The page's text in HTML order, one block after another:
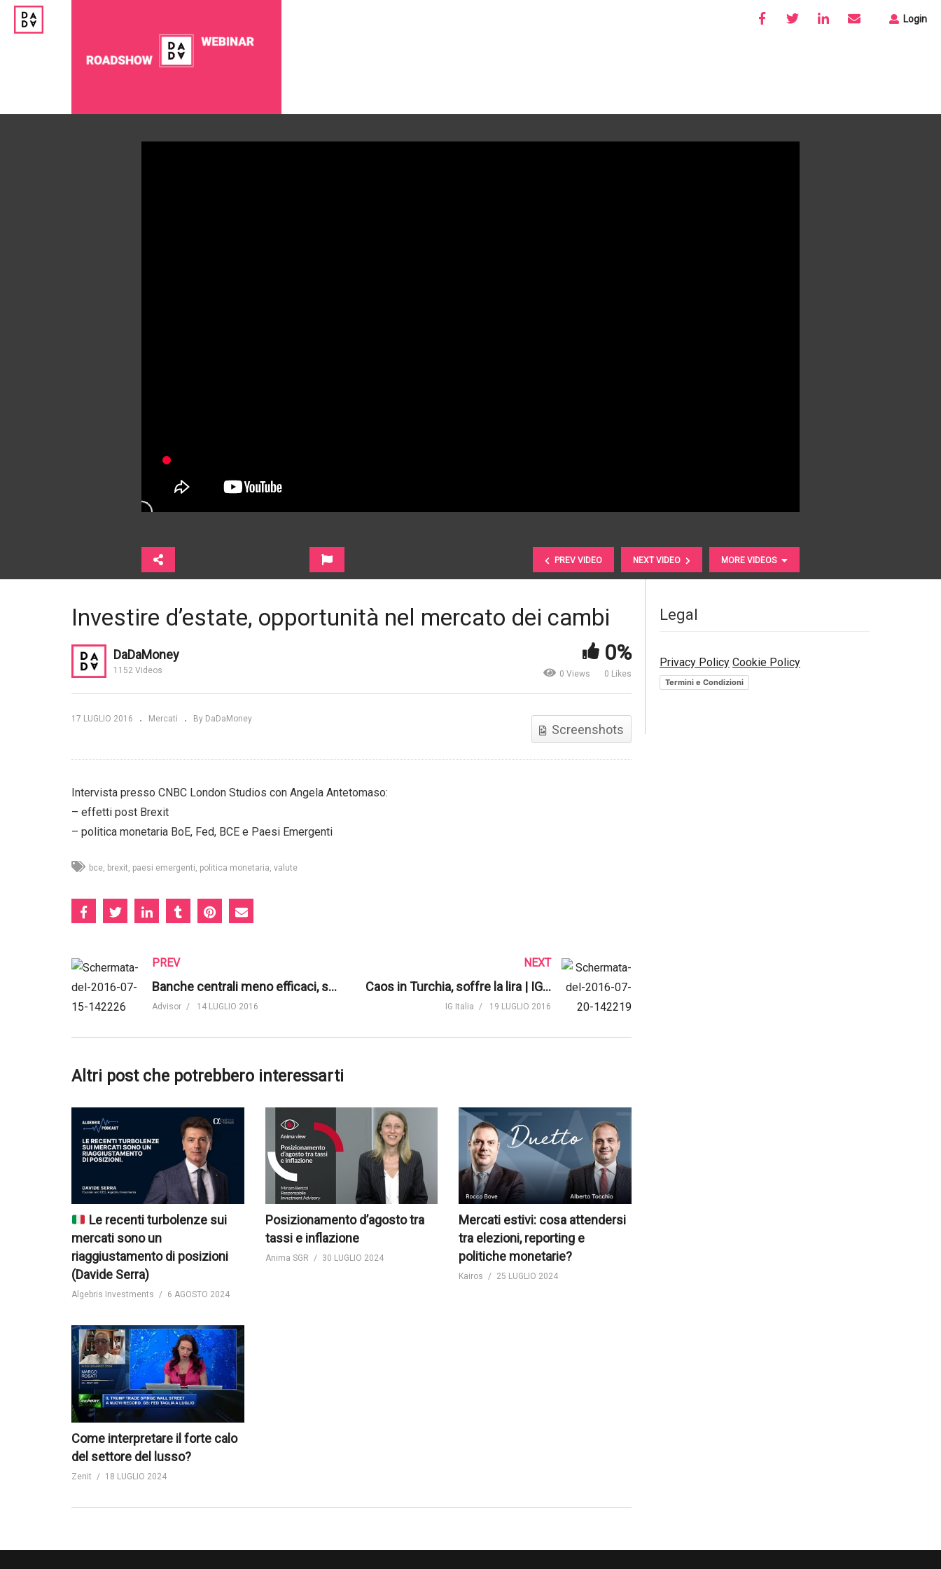
Login
PREV VIDEO NEXT VIDEO MORE VIDEOS
Brexit e incertezza. Come
investire? Ecco la market view
Cosa farà Carney, decisioni
L’impatto della Brexit sulle
banche europee
Investire d’estate, opportunità nel mercato dei cambi
DaDaMoney
1152 Videos
0%
0 Views 0 Likes
17 LUGLIO 2016 Mercati By DaDaMoney
Screenshots
Intervista presso CNBC London Studios con Angela Antetomaso:
– effetti post Brexit
– politica monetaria BoE, Fed, BCE e Paesi Emergenti
bce brexit paesi emergenti politica monetaria valute
PREV
Banche centrali meno efficaci, serve spesa pubblica
Advisor 14 LUGLIO 2016
NEXT
Caos in Turchia, soffre la lira | IG Italia
IG Italia 19 LUGLIO 2016
Altri post che potrebbero interessarti
Le recenti turbolenze sui
mercati sono un
riaggiustamento di posizioni
(Davide Serra)
Algebris Investments 6 AGOSTO 2024
Posizionamento d’agosto tra
tassi e inflazione
Anima SGR 30 LUGLIO 2024
Mercati estivi: cosa attendersi
tra elezioni, reporting e
politiche monetarie?
Kairos 25 LUGLIO 2024
Come interpretare il forte calo
del settore del lusso?
Zenit 18 LUGLIO 2024
Legal
Privacy Policy Cookie Policy
Termini e Condizioni